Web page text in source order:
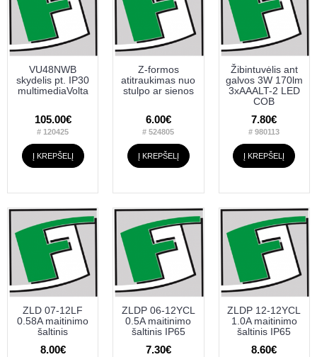
VU48NWB
skydelis pt. IP30
multimediaVolta
105.00€
# 120425
Į KREPŠELĮ
Z-formos
atitraukimas nuo
stulpo ar sienos
6.00€
# 524805
Į KREPŠELĮ
Žibintuvėlis ant
galvos 3W 170lm
3xAAALT-2 LED
COB
7.80€
# 980113
Į KREPŠELĮ
ZLD 07-12LF
0.58A maitinimo
šaltinis
8.00€
ZLDP 06-12YCL
0.5A maitinimo
šaltinis IP65
7.30€
ZLDP 12-12YCL
1.0A maitinimo
šaltinis IP65
8.60€